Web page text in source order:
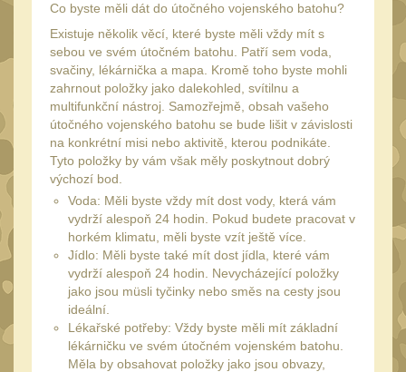
.357 .38 (9mm)
19116
SVIETIDLÁ(89)
Méně než 200 lm1
200 - 500 lm2
510 - 990 lm
1000 - 2000 lm 1
Nad 2000 lm 8
Speciální svítilny12
Lovecké svítilny
Policejní svítilny
Co byste měli dát do útočného vojenského batohu?
Existuje několik věcí, které byste měli vždy mít s
sebou ve svém útočném batohu. Patří sem voda,
svačiny, lékárnička a mapa. Kromě toho byste mohli
zahrnout položky jako dalekohled, svítilnu a
multifunkční nástroj. Samozřejmě, obsah vašeho
útočného vojenského batohu se bude lišit v závislosti
na konkrétní misi nebo aktivitě, kterou podnikáte.
Tyto položky by vám však měly poskytnout dobrý
výchozí bod.
Voda: Měli byste vždy mít dost vody, která vám
vydrží alespoň 24 hodin. Pokud budete pracovat v
horkém klimatu, měli byste vzít ještě více.
Jídlo: Měli byste také mít dost jídla, které vám
vydrží alespoň 24 hodin. Nevycházející položky
jako jsou müsli tyčinky nebo směs na cesty jsou
ideální.
Lékařské potřeby: Vždy byste měli mít základní
lékárničku ve svém útočném vojenském batohu.
Měla by obsahovat položky jako jsou obvazy,